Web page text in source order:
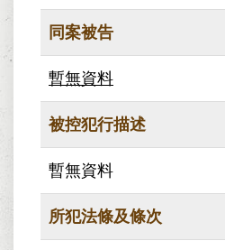
同案被告
暫無資料
被控犯行描述
暫無資料
所犯法條及條次